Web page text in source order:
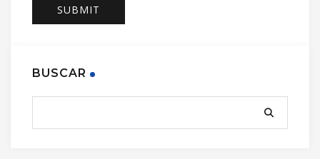
BUSCAR